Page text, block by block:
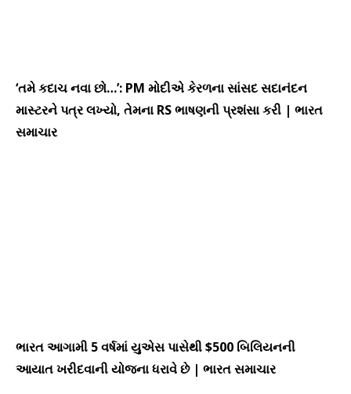
‘તમે કદાચ નવા છો…’: PM મોદીએ કેરળના સાંસદ સદાનંદન
માસ્ટરને પત્ર લખ્યો, તેમના RS ભાષણની પ્રશંસા કરી | ભારત
સમાચાર
ભારત આગામી 5 વર્ષમાં યુએસ પાસેથી $500 બિલિયનની
આયાત ખરીદવાની યોજના ધરાવે છે | ભારત સમાચાર